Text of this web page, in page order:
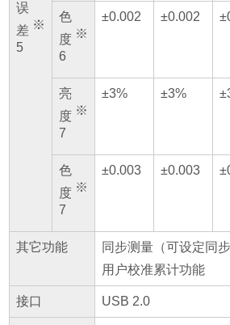
误
差 ※
5
色
度 ※
6
±0.002 ±0.002
亮
度 ※
7
±3% ±3%
色
度 ※
7
±0.003 ±0.003
其它功能
同步测量（可设定同步
用户校准累计功能
接口 USB 2.0